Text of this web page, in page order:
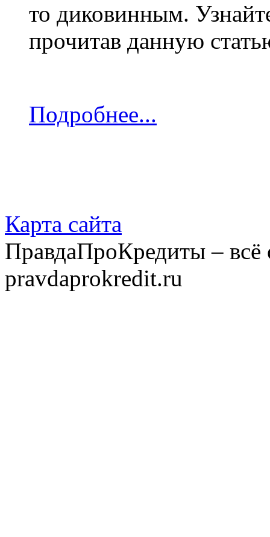
то диковинным.
прочитав данную
Подробнее...
Карта сайта
ПравдаПроКредиты –
pravdaprokredit.ru